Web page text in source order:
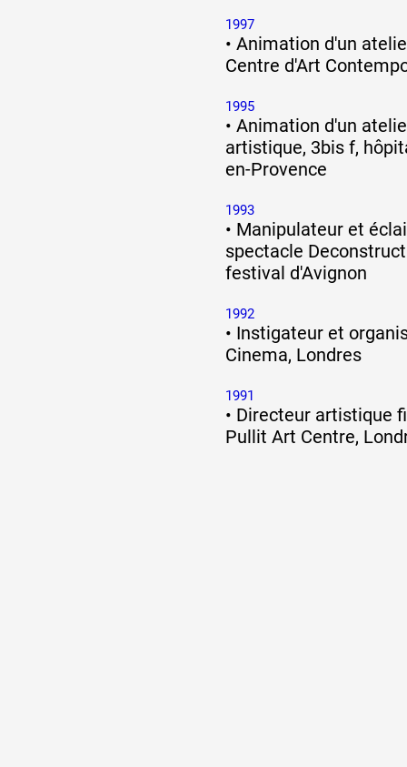
1997
• Animation d'un
Centre d'Art
1995
• Animation d'un
artistique, 3bis f,
en-Provence
1993
• Manipulateur et
spectacle
festival d'Avignon
1992
• Instigateur et
Cinema, Londres
1991
• Directeur artistique
Pullit Art Centre,